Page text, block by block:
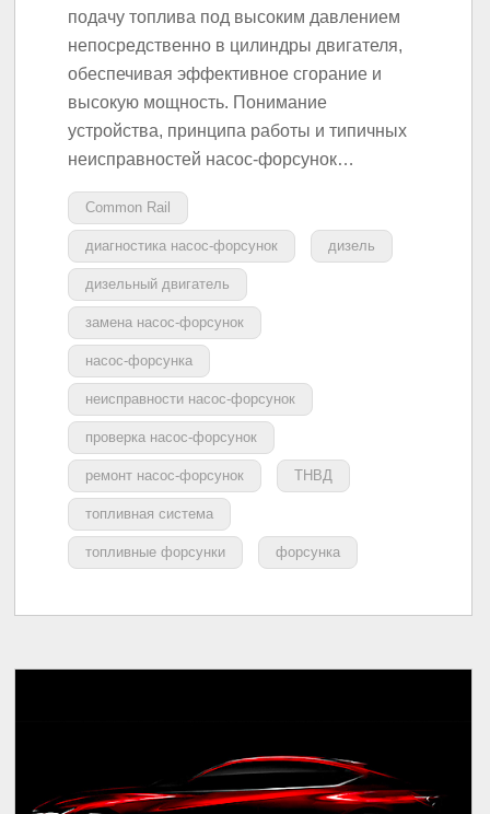
подачу топлива под высоким давлением
непосредственно в цилиндры двигателя,
обеспечивая эффективное сгорание и
высокую мощность. Понимание
устройства, принципа работы и типичных
неисправностей насос-форсунок…
Common Rail
диагностика насос-форсунок дизель
дизельный двигатель
замена насос-форсунок
насос-форсунка
неисправности насос-форсунок
проверка насос-форсунок
ремонт насос-форсунок ТНВД
топливная система
топливные форсунки форсунка